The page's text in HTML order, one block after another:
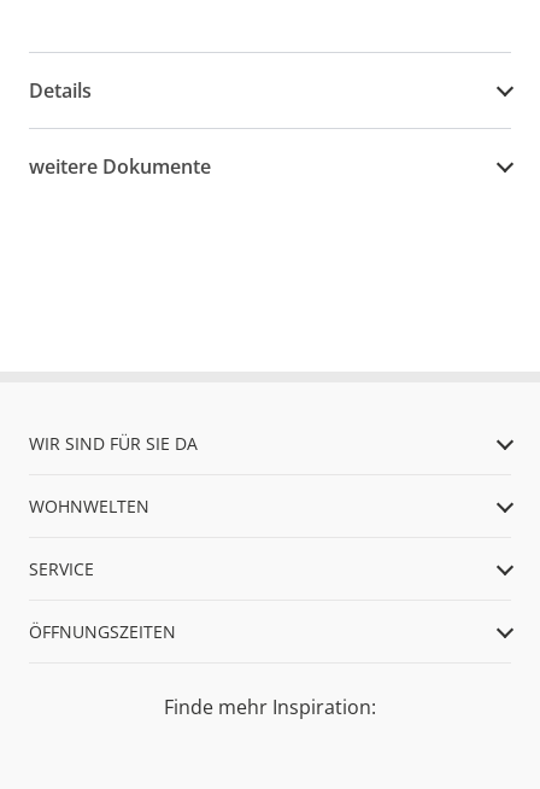
Details
weitere Dokumente
WIR SIND FÜR SIE DA
WOHNWELTEN
SERVICE
ÖFFNUNGSZEITEN
Finde mehr Inspiration: